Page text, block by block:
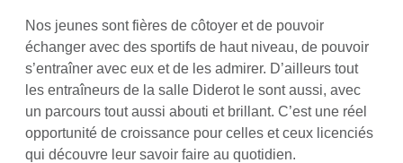
Nos jeunes sont fières de côtoyer et de pouvoir
échanger avec des sportifs de haut niveau, de pouvoir
s’entraîner avec eux et de les admirer. D’ailleurs tout
les entraîneurs de la salle Diderot le sont aussi, avec
un parcours tout aussi abouti et brillant. C’est une réel
opportunité de croissance pour celles et ceux licenciés
qui découvre leur savoir faire au quotidien.